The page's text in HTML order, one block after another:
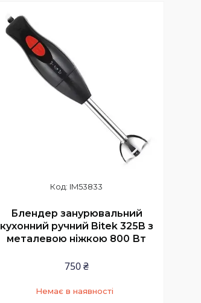
IM53833
Блендер занурювальний
кухонний ручний Bitek 325B з
металевою ніжкою 800 Вт
750 ₴
Немає в наявності